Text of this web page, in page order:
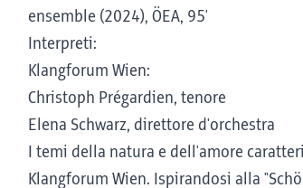
ensemble (2024), ÖEA, 95'
Interpreti:
Klangforum Wien:
Christoph Prégardien, tenore
Elena Schwarz, direttore d'orchestra
I temi della natura e dell'amore
Klangforum Wien. Ispirandosi alla